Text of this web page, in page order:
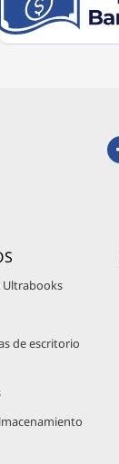
de escritorio